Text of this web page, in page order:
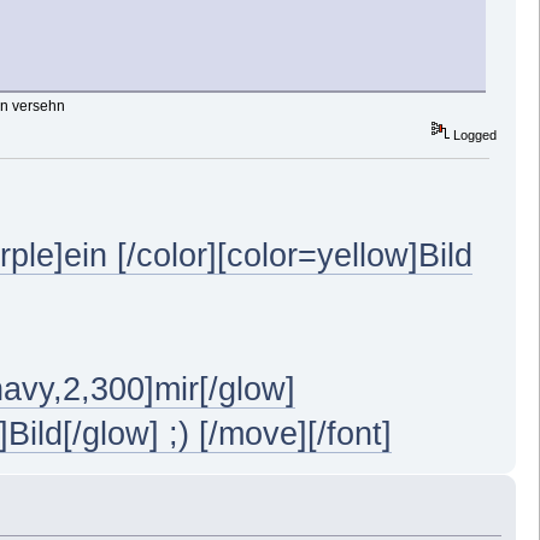
versehn
Logged
[/color][color=yellow]Bild
glow]
glow] ;) [/move][/font]